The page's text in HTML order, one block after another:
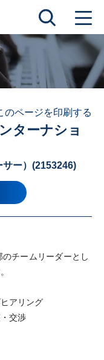
のページを印刷する
ターナショ
ー）(2153246)
チームリーダーとし
アリング
交渉